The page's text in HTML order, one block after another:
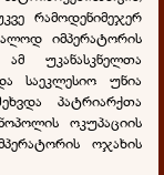
რამოდენიმეჯერ
იმპერატორის
უკანასკნელთა
საეკლესიო უნია
პატრიარქთა
ოკუპაციის
ოჯახის